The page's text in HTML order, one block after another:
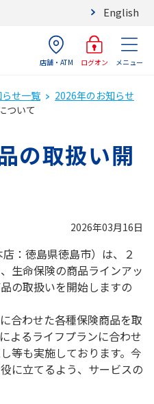
English
店舗・ATM ログオン メニュー
らせ一覧
2026年のお知らせ
ついて
の取扱い開
2026年03月16日
：徳島県徳島市）は、２
生命保険の商品ラインアッ
の取扱いを開始しますの
合わせた各種保険商品を取
よるライフプランに合わせ
等も実施しております。今
に立てるよう、サービスの